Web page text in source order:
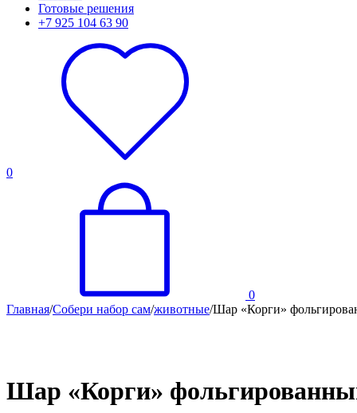
Готовые решения
+7 925 104 63 90
0
0
Главная/Собери набор сам/животные/Шар «Корги»
Шар «Корги»